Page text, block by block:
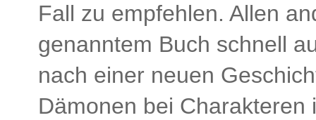
Fall zu empfehlen. Allen
genanntem Buch schnell
nach einer neuen
Dämonen bei